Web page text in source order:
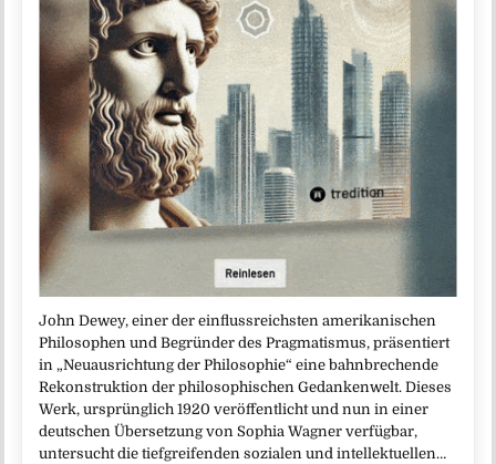
John Dewey, einer der einflussreichsten amerikanischen
Philosophen und Begründer des Pragmatismus, präsentiert
in „Neuausrichtung der Philosophie“ eine bahnbrechende
Rekonstruktion der philosophischen Gedankenwelt. Dieses
Werk, ursprünglich 1920 veröffentlicht und nun in einer
deutschen Übersetzung von Sophia Wagner verfügbar,
untersucht die tiefgreifenden sozialen und intellektuellen…